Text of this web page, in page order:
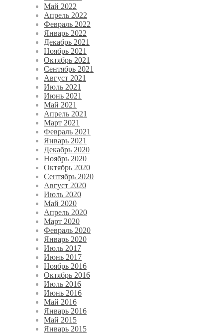
Май 2022
Апрель 2022
Февраль 2022
Январь 2022
Декабрь 2021
Ноябрь 2021
Октябрь 2021
Сентябрь 2021
Август 2021
Июль 2021
Июнь 2021
Май 2021
Апрель 2021
Март 2021
Февраль 2021
Январь 2021
Декабрь 2020
Ноябрь 2020
Октябрь 2020
Сентябрь 2020
Август 2020
Июль 2020
Май 2020
Апрель 2020
Март 2020
Февраль 2020
Январь 2020
Июль 2017
Июнь 2017
Ноябрь 2016
Октябрь 2016
Июль 2016
Июнь 2016
Май 2016
Январь 2016
Май 2015
Январь 2015